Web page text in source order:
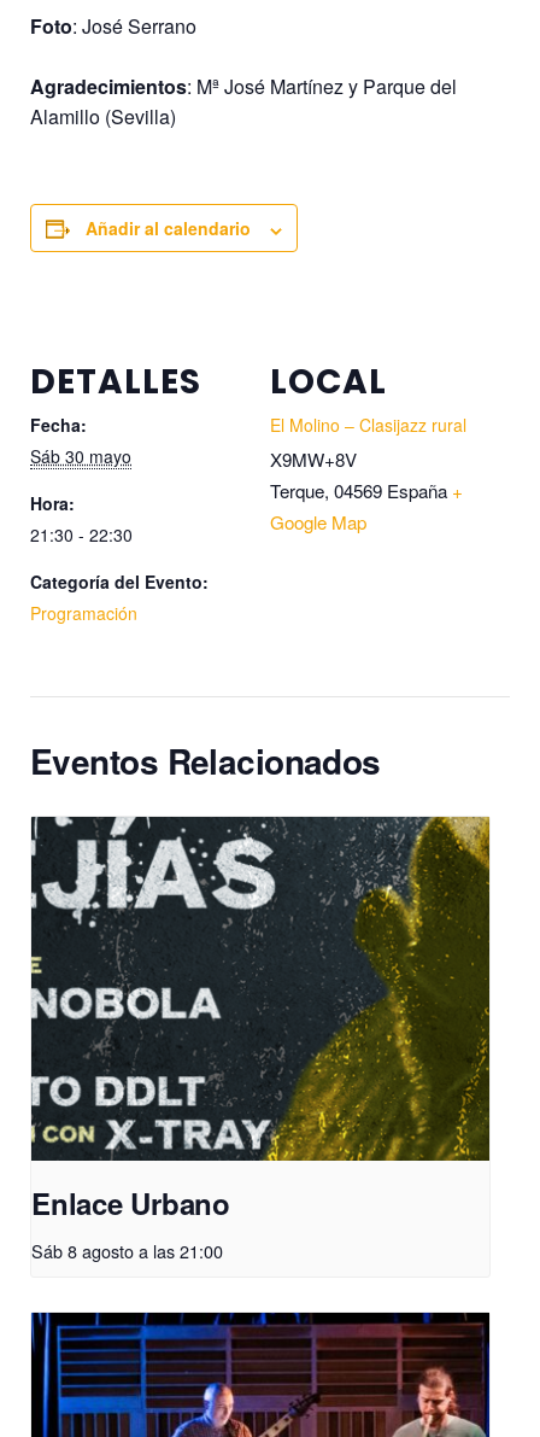
Foto: José Serrano
Agradecimientos: Mª José Martínez y Parque del
Alamillo (Sevilla)
Añadir al calendario
DETALLES
Fecha:
Sáb 30 mayo
Hora:
21:30 - 22:30
Categoría del Evento:
Programación
LOCAL
El Molino – Clasijazz rural
X9MW+8V
Terque, 04569 España +
Google Map
Eventos Relacionados
Enlace Urbano
Sáb 8 agosto a las 21:00